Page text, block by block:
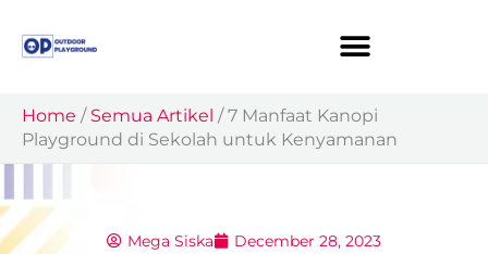
content
Home / Semua Artikel /7 Manfaat Kanopi
Playground di Sekolah untuk Kenyamanan
Mega Siska
December 28, 2023